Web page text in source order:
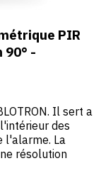
PIR
-
Il sert a
des
l'alarme. La
résolution